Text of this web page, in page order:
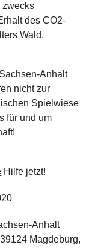
zwecks
des CO2-
Wald.
Anhalt
nicht zur
Spielwiese
für und um
Hilfe jetzt!
Anhalt
Magdeburg,